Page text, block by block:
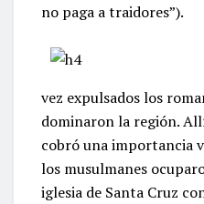
no paga a traidores”).
vez expulsados los
dominaron la región.
cobró una importancia
los musulmanes
iglesia de Santa Cruz